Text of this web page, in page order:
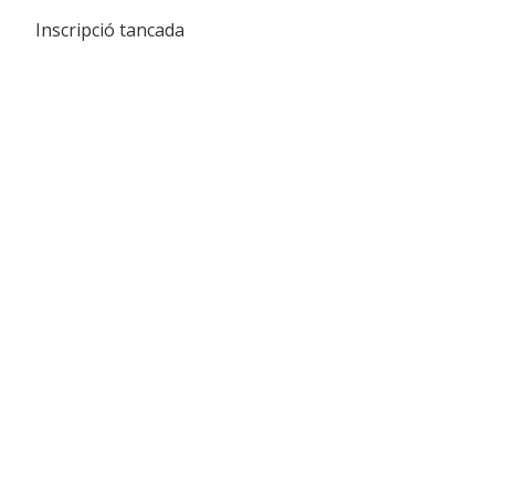
Inscripció tancada